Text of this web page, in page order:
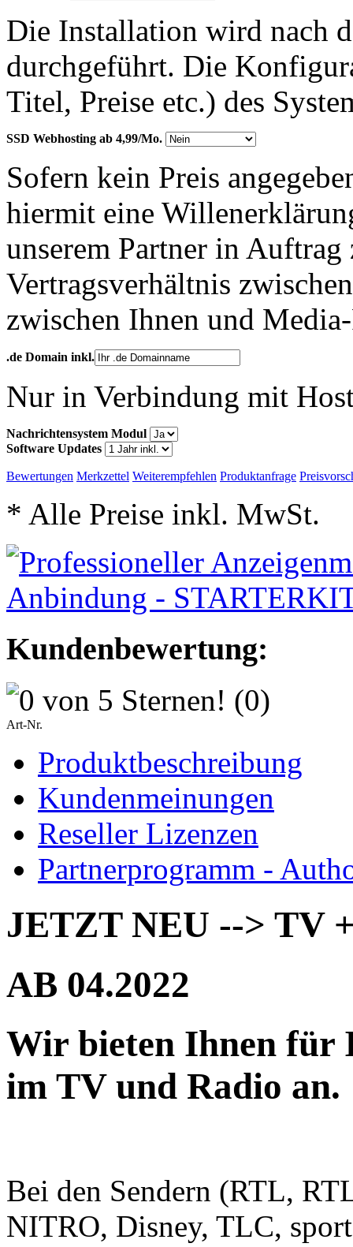
Die Installation wird nach
durchgeführt. Die
Titel, Preise etc.) des
SSD Webhosting ab 4,99/Mo.
Sofern kein Preis
hiermit eine
unserem Partner in
Vertragsverhältnis
zwischen Ihnen und
.de Domain inkl.
Nur in Verbindung mit
Nachrichtensystem Modul
Software Updates
Bewertungen Merkzettel Weiterempfehlen Produktanfrage
* Alle Preise inkl. MwSt.
Kundenbewertung:
(0)
Art-Nr.
Produktbeschreibung
Kundenmeinungen
Reseller Lizenzen
Partnerprogramm -
JETZT NEU --> TV
AB 04.2022
Wir bieten Ihnen für
im TV und Radio an.
Bei den Sendern (RTL,
NITRO, Disney, TLC,